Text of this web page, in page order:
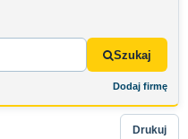
Szukaj
Dodaj firmę
Drukuj